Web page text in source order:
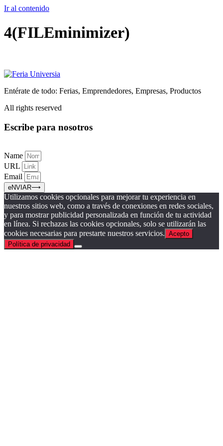
Ir al contenido
4(FILEminimizer)
Entérate de todo: Ferias, Emprendedores, Empresas, Productos
All rights reserved
Escribe para nosotros
Name
URL
Email
eNVIAR⟶
Utilizamos cookies opcionales para mejorar tu experiencia en
nuestros sitios web, como a través de conexiones en redes sociales,
y para mostrar publicidad personalizada en función de tu actividad
en línea. Si rechazas las cookies opcionales, solo se utilizarán las
cookies necesarias para prestarte nuestros servicios. Acepto
Política de privacidad